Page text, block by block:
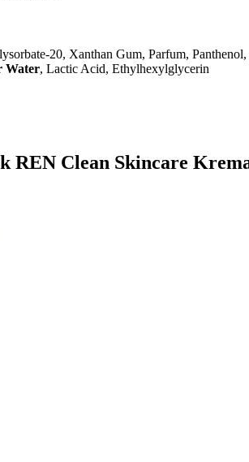
20, Xanthan Gum, Parfum, Panthenol,
Water, Lactic Acid, Ethylhexylglycerin
REN Clean Skincare